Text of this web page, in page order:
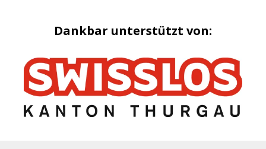
Dankbar unterstützt von: